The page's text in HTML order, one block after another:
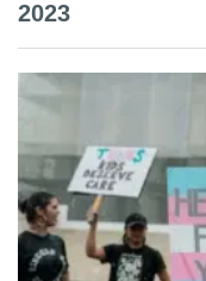
2023